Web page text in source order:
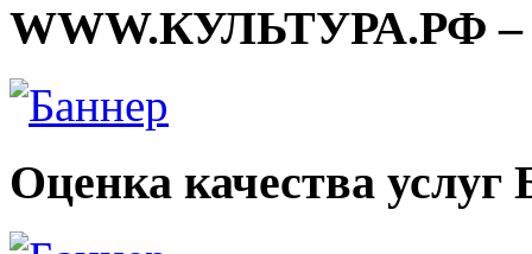
WWW.КУЛЬТУРА.РФ –
Оценка качества